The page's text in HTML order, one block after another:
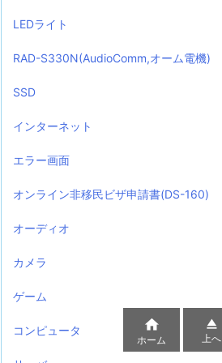
LEDライト
RAD-S330N(AudioComm,オーム電機)
SSD
インターネット
エラー画面
オンライン非移民ビザ申請書(DS-160)
オーディオ
カメラ
ゲーム
コンピュータ 
ホーム

上へ